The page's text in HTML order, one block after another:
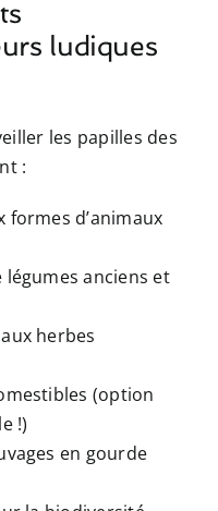
ludiques
les papilles des
:
formes d’animaux
anciens et
herbes
(option
!)
en gourde